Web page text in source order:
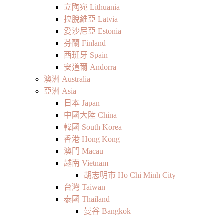
立陶宛 Lithuania
拉脫維亞 Latvia
愛沙尼亞 Estonia
芬蘭 Finland
西班牙 Spain
安道爾 Andorra
澳洲 Australia
亞洲 Asia
日本 Japan
中國大陸 China
韓國 South Korea
香港 Hong Kong
澳門 Macau
越南 Vietnam
胡志明市 Ho Chi Minh City
台灣 Taiwan
泰國 Thailand
曼谷 Bangkok